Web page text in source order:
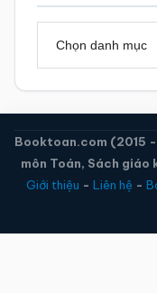
Booktoan.com (2015
môn Toán, Sách giáo
Giới thiệu - Liên hệ -